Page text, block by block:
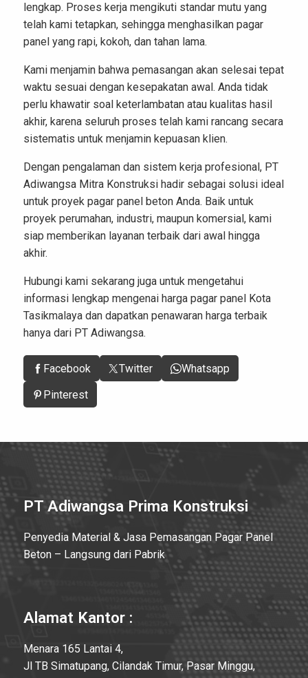
lengkap. Proses kerja mengikuti standar mutu yang
telah kami tetapkan, sehingga menghasilkan pagar
panel yang rapi, kokoh, dan tahan lama.
Kami menjamin bahwa pemasangan akan selesai tepat
waktu sesuai dengan kesepakatan awal. Anda tidak
perlu khawatir soal keterlambatan atau kualitas hasil
akhir, karena seluruh proses telah kami rancang secara
sistematis untuk menjamin kepuasan klien.
Dengan pengalaman dan sistem kerja profesional, PT
Adiwangsa Mitra Konstruksi hadir sebagai solusi ideal
untuk proyek pagar panel beton Anda. Baik untuk
proyek perumahan, industri, maupun komersial, kami
siap memberikan layanan terbaik dari awal hingga
akhir.
Hubungi kami sekarang juga untuk mengetahui
informasi lengkap mengenai harga pagar panel Kota
Tasikmalaya dan dapatkan penawaran harga terbaik
hanya dari PT Adiwangsa.
Facebook Twitter Whatsapp
Pinterest
PT Adiwangsa Prima Konstruksi
Penyedia Material & Jasa Pemasangan Pagar Panel
Beton – Langsung dari Pabrik
Alamat Kantor :
Menara 165 Lantai 4,
Jl TB Simatupang, Cilandak Timur, Pasar Minggu,